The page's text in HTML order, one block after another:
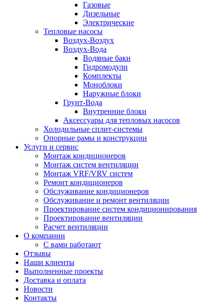
Газовые
Дизельные
Электрические
Тепловые насосы
Воздух-Воздух
Воздух-Вода
Водяные баки
Гидромодули
Комплекты
Моноблоки
Наружные блоки
Грунт-Вода
Внутренние блоки
Аксессуары для тепловых насосов
Холодильные сплит-системы
Опорные рамы и конструкции
Услуги и сервис
Монтаж кондиционеров
Монтаж систем вентиляции
Монтаж VRF/VRV систем
Ремонт кондиционеров
Обслуживание кондиционеров
Обслуживание и ремонт вентиляции
Проектирование систем кондиционирования
Проектирование вентиляции
Расчет вентиляции
О компании
С вами работают
Отзывы
Наши клиенты
Выполненные проекты
Доставка и оплата
Новости
Контакты